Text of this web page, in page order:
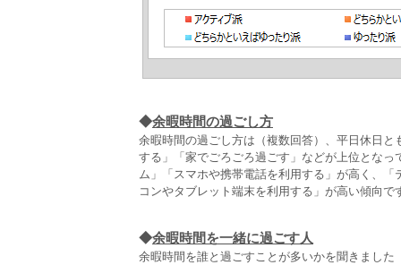
◆余暇時間の過ごし方
余暇時間の過ごし方は（複数回答）、平日休日
する」「家でごろごろ過ごす」などが上位とな
ム」「スマホや携帯電話を利用する」が高く、
コンやタブレット端末を利用する」が高い傾向で
◆余暇時間を一緒に過ごす人
余暇時間を誰と過ごすことが多いかを聞きまし